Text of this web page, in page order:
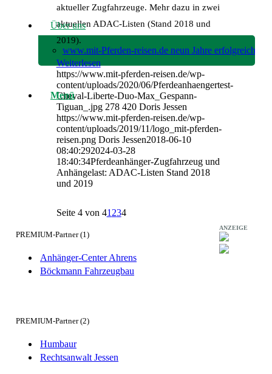
Über uns
www.mit-Pferden-reisen.de neun Jahre erfolgreich!
Menü
aktueller Zugfahrzeuge. Mehr dazu in zwei
aktuellen ADAC-Listen (Stand 2018 und
2019).
Weiterlesen
https://www.mit-pferden-reisen.de/wp-
content/uploads/2020/06/Pferdeanhaengertest-
Cheval-Liberte-Duo-Max_Gespann-
Tiguan_.jpg 278 420 Doris Jessen
https://www.mit-pferden-reisen.de/wp-
content/uploads/2019/11/logo_mit-pferden-
reisen.png Doris Jessen2018-06-10
08:40:292024-03-28
18:40:34Pferdeanhänger-Zugfahrzeug und
Anhängelast: ADAC-Listen Stand 2018
und 2019
Seite 4 von 41 234
ANZEIGE
PREMIUM-Partner (1)
Anhänger-Center Ahrens
Böckmann Fahrzeugbau
PREMIUM-Partner (2)
Humbaur
Rechtsanwalt Jessen